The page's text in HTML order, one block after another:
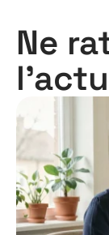
Ne
l'actu